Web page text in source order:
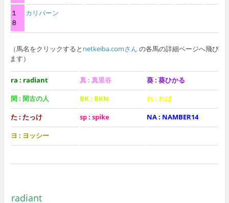
１
８
カリバーン
（馬名をクリックすると netkeiba.comさん の各馬の詳細ページへ飛び
ます）
ra : radiant 真 : 真里谷
葵 : 葵ひかる
閑 : 閑古の人
BK : BKN
れ : れば
た : たっけ
sp : spike
NA : NAMBER14
ヨ : ヨッシー
radiant